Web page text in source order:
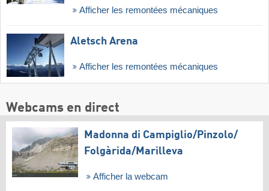
Afficher les remontées mécaniques
Aletsch Arena
Afficher les remontées mécaniques
Webcams en direct
Madonna di Campiglio/​Pinzolo/​
Folgàrida/​Marilleva
Afficher la webcam